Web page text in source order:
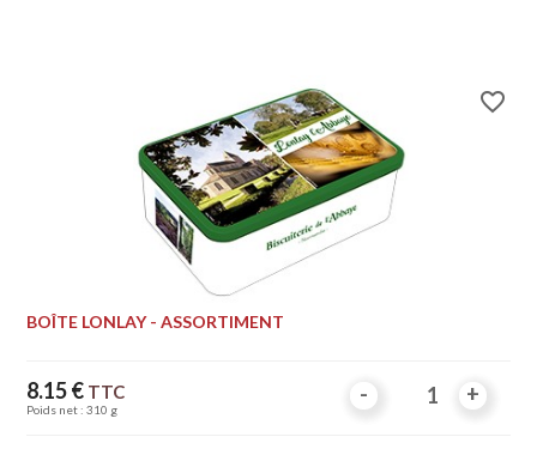
favorite_border
BOÎTE LONLAY - ASSORTIMENT
Price
8.15 € TTC
Poids net : 310 g
- +
- +